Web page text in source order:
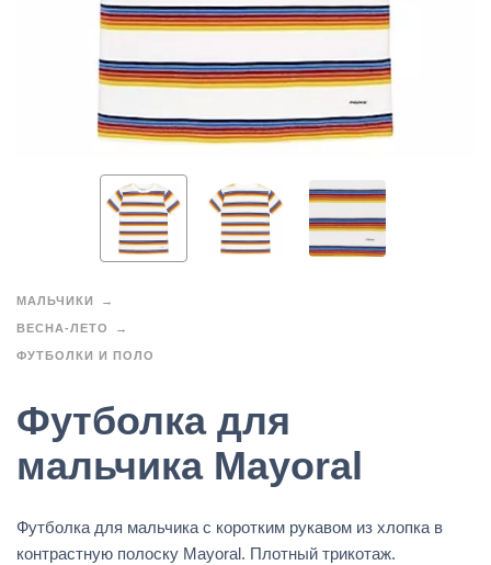
МАЛЬЧИКИ
ВЕСНА-ЛЕТО
ФУТБОЛКИ И ПОЛО
Футболка для
мальчика Mayoral
Футболка для мальчика с коротким рукавом из хлопка в
контрастную полоску Mayoral. Плотный трикотаж.